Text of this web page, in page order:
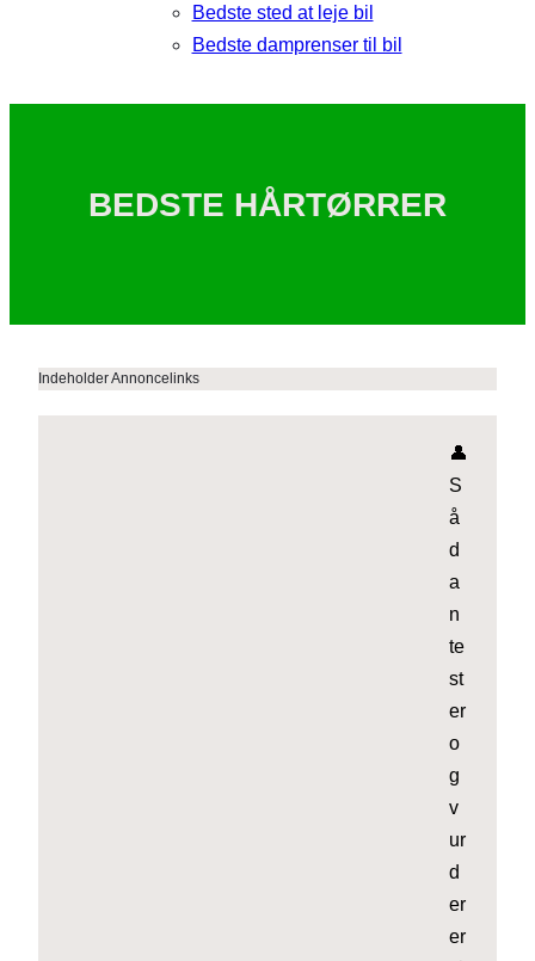
Bedste sted at leje bil
Bedste damprenser til bil
BEDSTE HÅRTØRRER
Indeholder Annoncelinks
👤
S
å
d
a
n
te
st
er
o
g
v
ur
d
er
er